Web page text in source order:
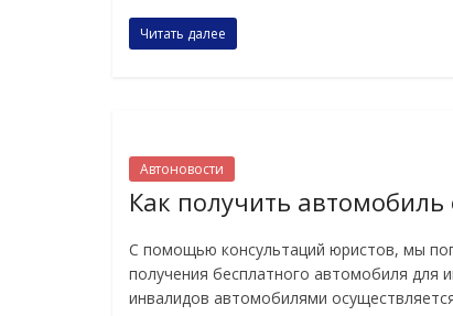
Читать далее
Автоновости
Как получить автомобиль
С помощью консультаций юристов, мы
получения бесплатного автомобиля для
инвалидов автомобилями